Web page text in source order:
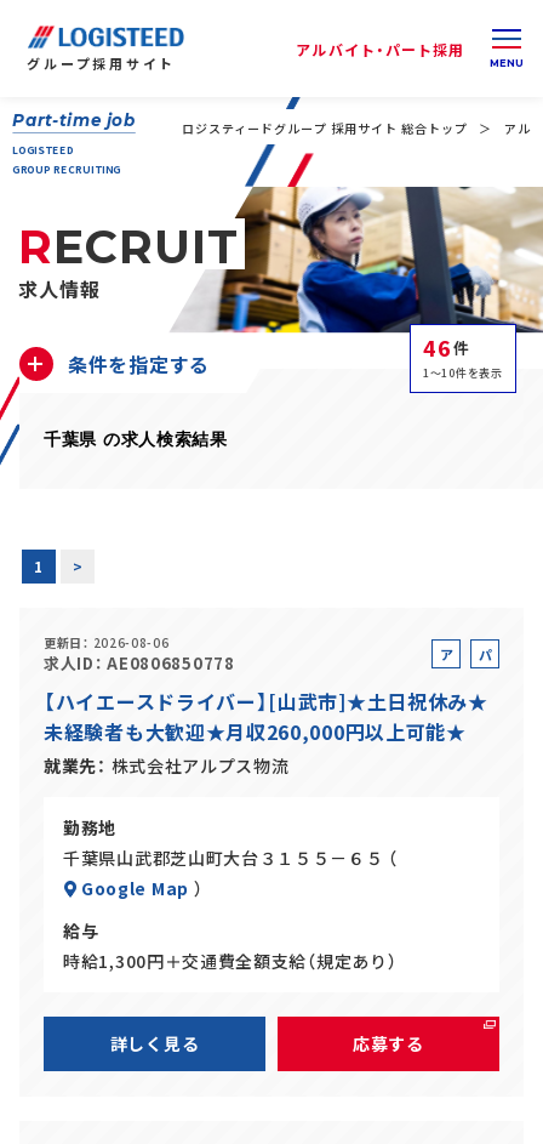
グループ採用サイト
アルバイト・パート採用
アルバイト・パート採用
SHARE
Part-time job
LOGISTEED
GROUP RECRUITING
ロジスティードグループ 採用サイト 総合トップ アル
RECRUIT
求人情報
46件
1～10件を表示
条件を指定する
千葉県 の求人検索結果
1 >
更新日 2026-08-06
求人ID AE0806850778
ア
バ
イ
パ
ト
【ハイエースドライバー】[山武市]★土日祝休み★
未経験者も大歓迎★月収260,000円以上可能★
就業先 株式会社アルプス物流
勤務地
千葉県山武郡芝山町大台３１５５－６５ （
Google Map ）
給与
時給1,300円＋交通費全額支給（規定あり）
詳しく見る 応募する